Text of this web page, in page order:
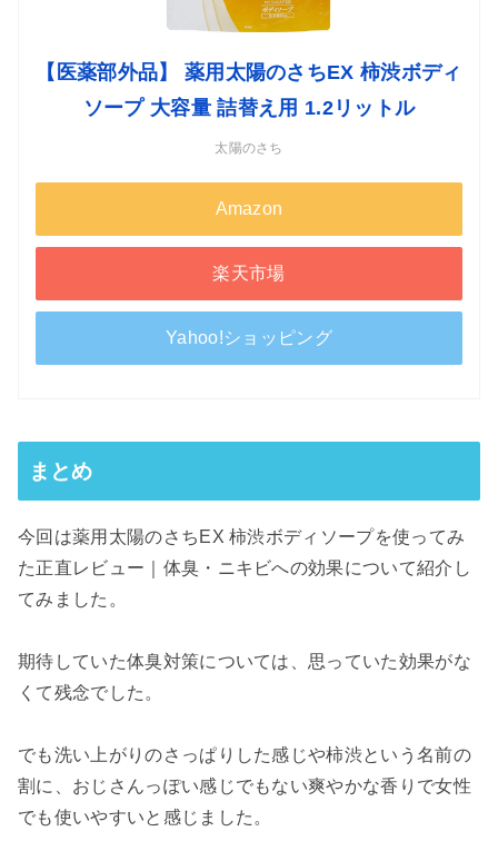
【医薬部外品】 薬用太陽のさちEX 柿渋ボディ
ソープ 大容量 詰替え用 1.2リットル
太陽のさち
Amazon
楽天市場
Yahoo!ショッピング
まとめ
今回は薬用太陽のさちEX 柿渋ボディソープを使ってみ
た正直レビュー｜体臭・ニキビへの効果について紹介し
てみました。
期待していた体臭対策については、思っていた効果がな
くて残念でした。
でも洗い上がりのさっぱりした感じや柿渋という名前の
割に、おじさんっぽい感じでもない爽やかな香りで女性
でも使いやすいと感じました。